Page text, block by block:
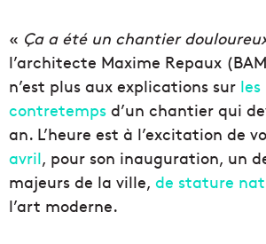
« Ça a été un chantier
l’architecte Maxime Repaux
n’est plus aux explications sur
contretemps d’un chantier qui
an. L’heure est à l’excitation de
avril, pour son inauguration, un
majeurs de la ville, de stature
l’art moderne.